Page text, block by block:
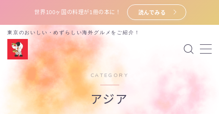
世界100ヶ国の料理が1冊の本に！ 読んでみる
東京のおいしい・めずらしい海外グルメをご紹介！
MENU
プロフィール
ポッドキャスト
CATEGORY
アジア